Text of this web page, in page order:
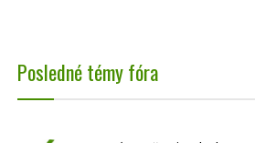
Posledné témy fóra